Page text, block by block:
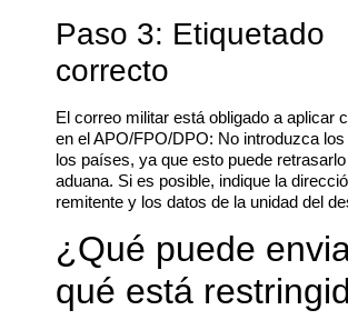
Paso 3: Etiquetado
correcto
El correo militar está obligado a aplicar
en el APO/FPO/DPO: No introduzca
los países, ya que esto puede
aduana. Si es posible, indique la
remitente y los datos de la unidad del
¿Qué puede
qué está